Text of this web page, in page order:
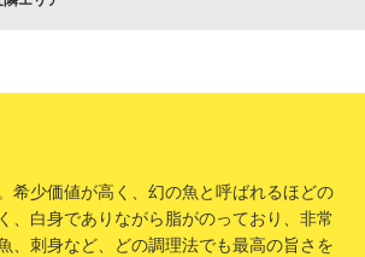
希少価値が高く、幻の魚と呼ばれるほどの
、白身でありながら脂がのっており、非常
、刺身など、どの調理法でも最高の旨さを